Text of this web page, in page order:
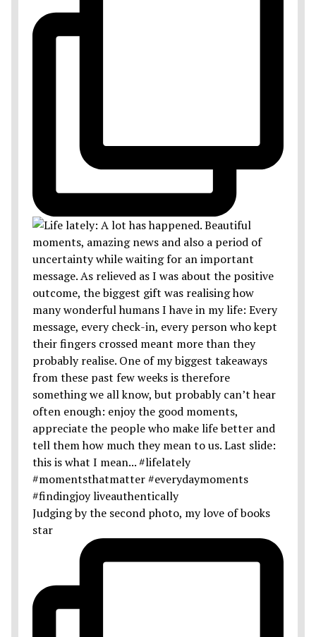
Judging by the second photo, my love of books
star